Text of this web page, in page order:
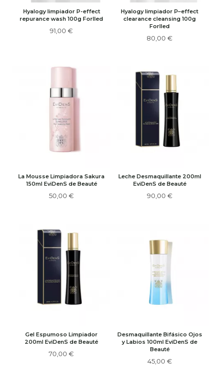
Hyalogy limpiador P-effect
repurance wash 100g Forlled
91,00 €
Hyalogy limpiador P–effect
clearance cleansing 100g
Forlled
80,00 €
La Mousse Limpiadora Sakura
150ml EviDenS de Beauté
50,00 €
Leche Desmaquillante 200ml
EviDenS de Beauté
90,00 €
Gel Espumoso Limpiador
200ml EviDenS de Beauté
70,00 €
Desmaquillante Bifásico Ojos
y Labios 100ml EviDenS de
Beauté
45,00 €